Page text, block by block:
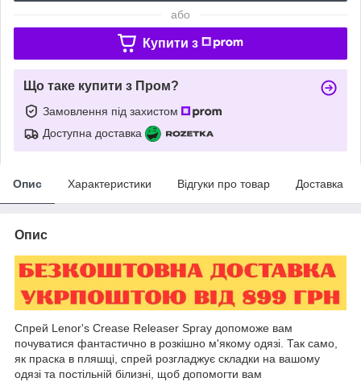
або
Купити з
Що таке купити з Пром?
Замовлення під захистом
Доступна доставка
Опис Характеристики Відгуки про товар Доставка
Опис
Спрей Lenor's Crease Releaser Spray допоможе вам
почуватися фантастично в розкішно м'якому одязі. Так само,
як праска в пляшці, спрей розгладжує складки на вашому
одязі та постільній білизні, щоб допомогти вам